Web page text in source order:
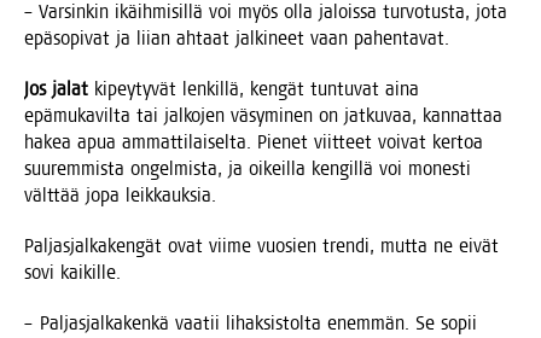
– Var­sin­kin ikäih­mi­sil­lä voi myös olla jalois­sa tur­vo­tus­ta, jota
epä­so­pi­vat ja lii­an ahtaat jal­ki­neet vaan pahentavat.
Jos jalat kipey­ty­vät len­kil­lä, ken­gät tun­tu­vat aina
epä­mu­ka­vil­ta tai jal­ko­jen väsy­mi­nen on jat­ku­vaa, kan­nat­taa
hakea apua ammat­ti­lai­sel­ta. Pie­net viit­teet voi­vat ker­toa
suu­rem­mis­ta ongel­mis­ta, ja oikeil­la ken­gil­lä voi mones­ti
vält­tää jopa leikkauksia.
Pal­jas­jal­ka­ken­gät ovat vii­me vuo­sien tren­di, mut­ta ne eivät
sovi kaikille.
– Pal­jas­jal­ka­ken­kä vaa­tii lihak­sis­tol­ta enem­män. Se sopii